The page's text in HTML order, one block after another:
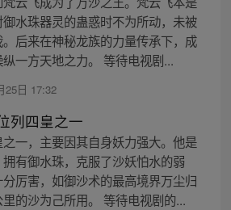
水珠器灵的蛊惑时不为所动，未被
后来在神秘龙族的力量传承下，成
一方天地之力。 等待电视剧...
25日 17:32
列四皇之一
一，主要因其自身妖力强大。他是
有御水珠，克服了沙妖怕水的弱
厉害，如御沙术的最高境界万尘归
的沙为己所用。 等待电视剧的...